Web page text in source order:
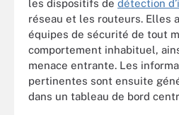
les dispositifs de détection
réseau et les routeurs. Elles
équipes de sécurité de tout
comportement inhabituel,
menace entrante. Les
pertinentes sont ensuite
dans un tableau de bord